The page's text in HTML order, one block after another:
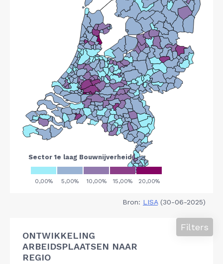
Bron: LISA(30-06-2025)
ONTWIKKELING
ARBEIDSPLAATSEN NAAR
REGIO
Filters